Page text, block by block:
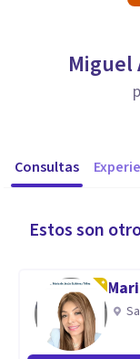
Miguel
Consultas
Estos son